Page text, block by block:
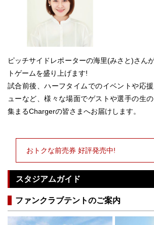
ピッチサイドレポーターの海里(みさと)さん
トゲームを盛り上げます!
試合前後、ハーフタイムでのイベントや応
ューなど、様々な場面でゲストや選手の生
集まるChargerの皆さまへお届けします。
おトクな前売券 好評発売中!
スタジアムガイド
ファンクラブテントのご案内